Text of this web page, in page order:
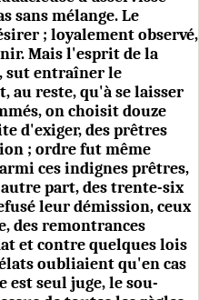
sans mélange. Le
; loyalement observé,
Mais l'esprit de la
entraîner le
au reste, qu'à se laisser
on choisit douze
d'exiger, des prêtres
; ordre fut même
ces indignes prêtres,
part, des trente-six
leur démission, ceux
des remontrances
et con­tre quelques lois
oubliaient qu'en cas
est seul juge, le sou­